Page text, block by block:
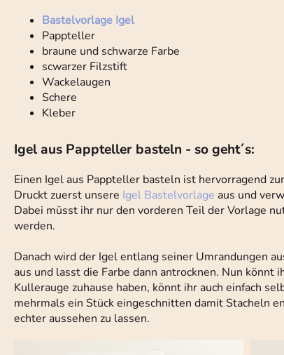
Bastelvorlage Igel
Pappteller
braune und schwarze Farbe
scwarzer Filzstift
Wackelaugen
Schere
Kleber
Igel aus Pappteller basteln - so geht´s:
Einen Igel aus Pappteller basteln ist hervorragend
Druckt zuerst unsere Igel Bastelvorlage aus und
Dabei müsst ihr nur den vorderen Teil der Vorlage
werden.
Danach wird der Igel entlang seiner Umrandungen
aus und lasst die Farbe dann antrocknen. Nun
Kullerauge zuhause haben, könnt ihr auch einfach
mehrmals ein Stück eingeschnitten damit Stacheln
echter aussehen zu lassen.